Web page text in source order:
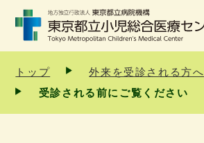
トップ
外来を受診される方へ
受診される前にご覧ください